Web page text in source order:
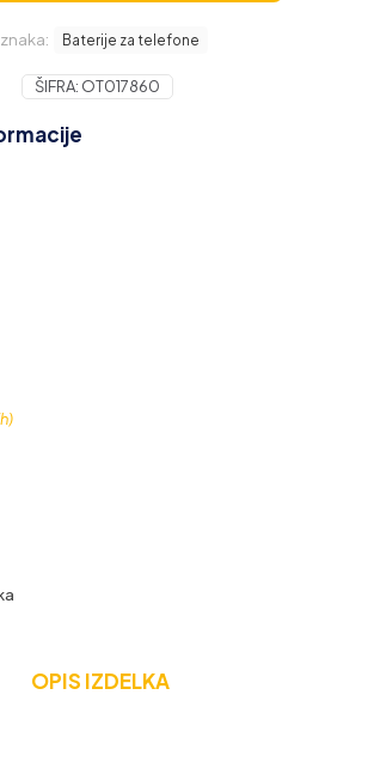
Baterije za telefone
ŠIFRA: OT017860
OPIS IZDELKA